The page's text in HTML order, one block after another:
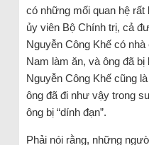
có những mối quan hệ
ủy viên Bộ Chính trị, cả
Nguyễn Công Khế có
Nam làm ăn, và ông đã
Nguyễn Công Khế cũng
ông đã đi như vậy trong
ông bị “dính đạn”.
Phải nói rằng, những